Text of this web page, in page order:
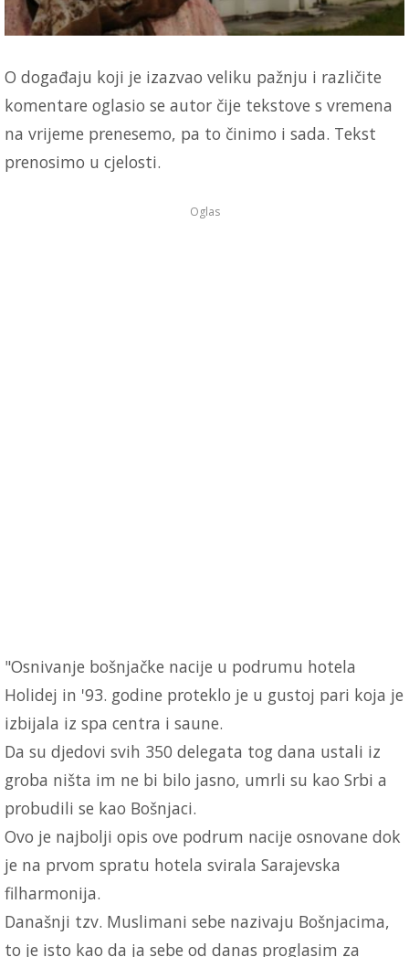
O događaju koji je izazvao veliku pažnju i različite
komentare oglasio se autor čije tekstove s vremena
na vrijeme prenesemo, pa to činimo i sada. Tekst
prenosimo u cjelosti.
Oglas
"Osnivanje bošnjačke nacije u podrumu hotela
Holidej in '93. godine proteklo je u gustoj pari koja je
izbijala iz spa centra i saune.
Da su djedovi svih 350 delegata tog dana ustali iz
groba ništa im ne bi bilo jasno, umrli su kao Srbi a
probudili se kao Bošnjaci.
Ovo je najbolji opis ove podrum nacije osnovane dok
je na prvom spratu hotela svirala Sarajevska
filharmonija.
Današnji tzv. Muslimani sebe nazivaju Bošnjacima,
to je isto kao da ja sebe od danas proglasim za